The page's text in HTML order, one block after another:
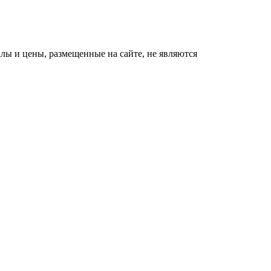
и цены, размещенные на сайте, не являются